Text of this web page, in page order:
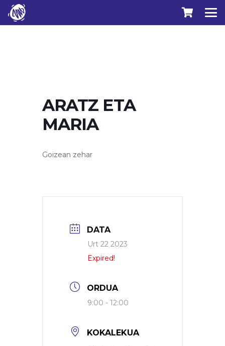
ARATZ ETA
MARIA
Goizean zehar
DATA
Urt 22 2023
Expired!
ORDUA
9:00 - 12:00
KOKALEKUA